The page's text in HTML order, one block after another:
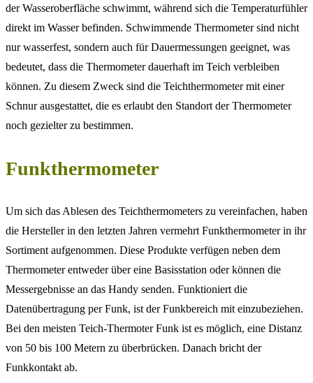
der Wasseroberfläche schwimmt, während sich die Temperaturfühler
direkt im Wasser befinden. Schwimmende Thermometer sind nicht
nur wasserfest, sondern auch für Dauermessungen geeignet, was
bedeutet, dass die Thermometer dauerhaft im Teich verbleiben
können. Zu diesem Zweck sind die Teichthermometer mit einer
Schnur ausgestattet, die es erlaubt den Standort der Thermometer
noch gezielter zu bestimmen.
Funkthermometer
Um sich das Ablesen des Teichthermometers zu vereinfachen, haben
die Hersteller in den letzten Jahren vermehrt Funkthermometer in ihr
Sortiment aufgenommen. Diese Produkte verfügen neben dem
Thermometer entweder über eine Basisstation oder können die
Messergebnisse an das Handy senden. Funktioniert die
Datenübertragung per Funk, ist der Funkbereich mit einzubeziehen.
Bei den meisten Teich-Thermoter Funk ist es möglich, eine Distanz
von 50 bis 100 Metern zu überbrücken. Danach bricht der
Funkkontakt ab.